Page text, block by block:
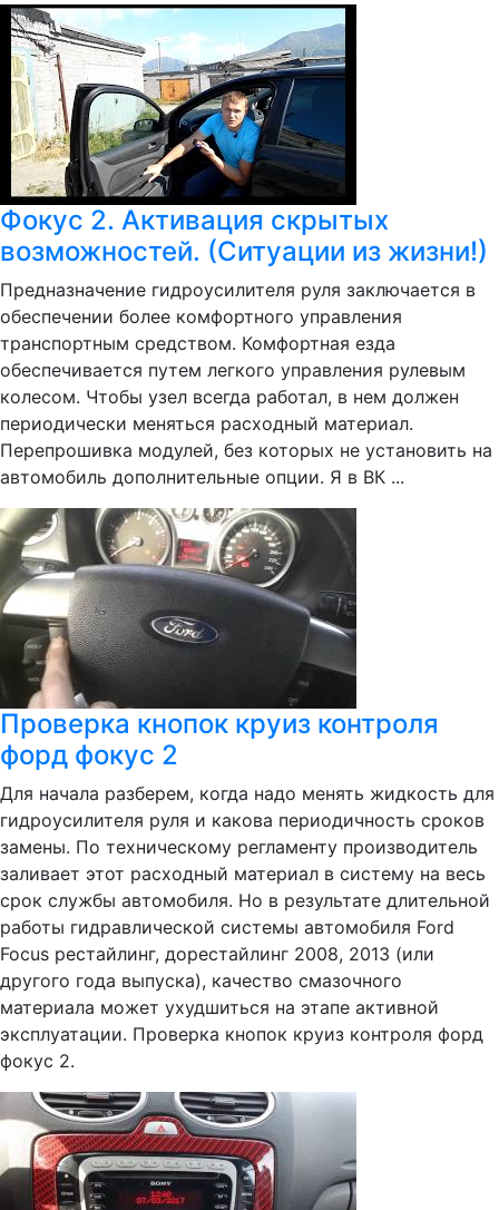
Фокус 2. Активация скрытых
возможностей. (Ситуации из жизни!)
Предназначение гидроусилителя руля заключается в
обеспечении более комфортного управления
транспортным средством. Комфортная езда
обеспечивается путем легкого управления рулевым
колесом. Чтобы узел всегда работал, в нем должен
периодически меняться расходный материал.
Перепрошивка модулей, без которых не установить на
автомобиль дополнительные опции. Я в ВК ...
Проверка кнопок круиз контроля
форд фокус 2
Для начала разберем, когда надо менять жидкость для
гидроусилителя руля и какова периодичность сроков
замены. По техническому регламенту производитель
заливает этот расходный материал в систему на весь
срок службы автомобиля. Но в результате длительной
работы гидравлической системы автомобиля Ford
Focus рестайлинг, дорестайлинг 2008, 2013 (или
другого года выпуска), качество смазочного
материала может ухудшиться на этапе активной
эксплуатации. Проверка кнопок круиз контроля форд
фокус 2.